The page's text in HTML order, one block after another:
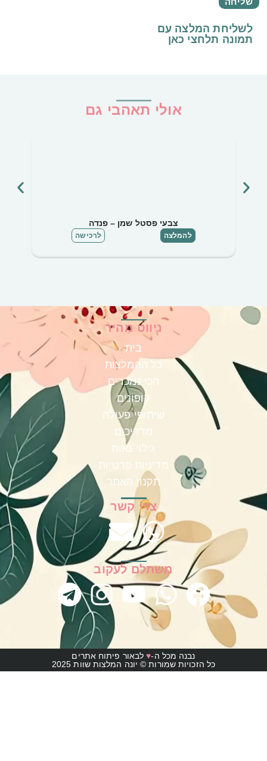
לשליחת המלצה עם
תמונה תלחצי כאן
אולי תאהבי גם
צבעי פסטל שמן – פנדה
להמלצה לרכישה
ניווט מהיר
בית
כל ההמלצות
הכי נמכרים
קופונים
שיתופי פעולה
מדריכים
גילוי נאות
מדיניות פרטיות
תקנון האתר
צרי קשר
משתלם לעקוב
נבנה מכל ה-♥לבאור פיתוח אתרים
כל הזכויות שמורות © יונה המלצות שוות 2025